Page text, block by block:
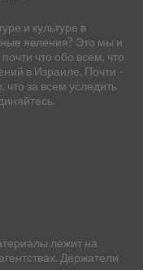
и культуре в
явления? Это мы и
что обо всем, что
в Израиле. Почти -
что за всем уследить
лежит на
Держатели